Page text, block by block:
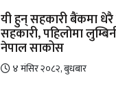
यी हुन् सहकारी बैंकमा
सहकारी, पहिलोमा
नेपाल साकोस
४ मंसिर २०८२, बुधबार